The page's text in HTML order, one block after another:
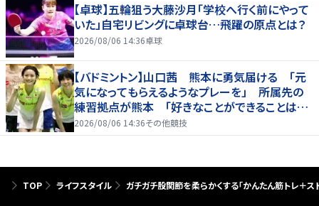
【卓球】五輪狙う大藤沙月「学校へ行く前にやって
いた」自宅リビングに卓球台…飛躍の原点とは？
2026/08/06 14:36卓球
【バドミントン】山口茜 熊本に勇気届ける 「元
気になってもらえるようなプレーを」 所属先の
練習拠点が熊本 「好きなことができることは当
たり前じゃない」
2026/08/06 14:36その他競技
TOP ライフスタイル ガチガチ股関節を柔らかくする「かんたん筋トレ＋ス